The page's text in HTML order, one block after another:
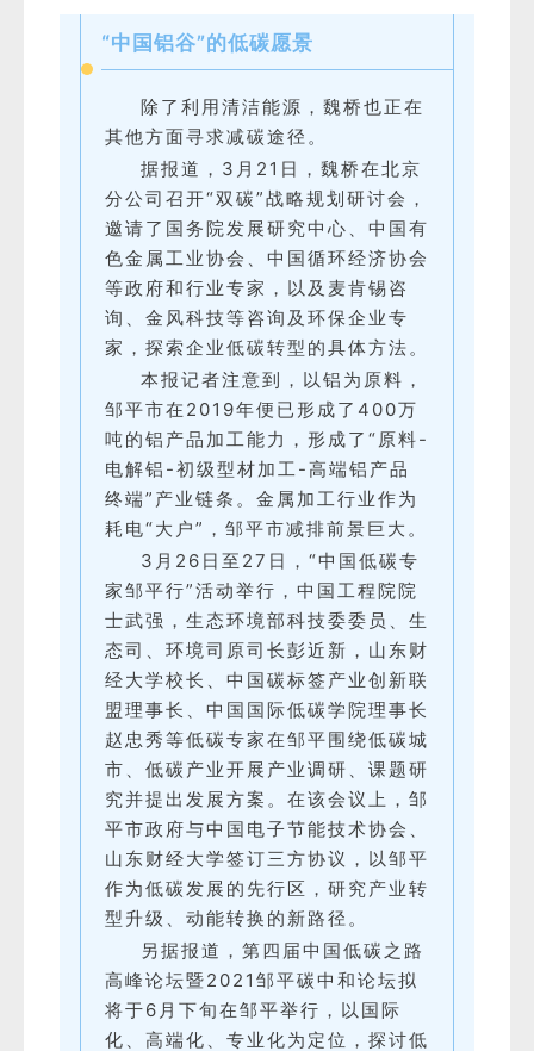
“中国铝谷”的低碳愿景
除了利用清洁能源，魏桥也正在
其他方面寻求减碳途径。
据报道，3月21日，魏桥在北京
分公司召开“双碳”战略规划研讨会，
邀请了国务院发展研究中心、中国有
色金属工业协会、中国循环经济协会
等政府和行业专家，以及麦肯锡咨
询、金风科技等咨询及环保企业专
家，探索企业低碳转型的具体方法。
本报记者注意到，以铝为原料，
邹平市在2019年便已形成了400万
吨的铝产品加工能力，形成了“原料-
电解铝-初级型材加工-高端铝产品
终端”产业链条。金属加工行业作为
耗电“大户”，邹平市减排前景巨大。
3月26日至27日，“中国低碳专
家邹平行”活动举行，中国工程院院
士武强，生态环境部科技委委员、生
态司、环境司原司长彭近新，山东财
经大学校长、中国碳标签产业创新联
盟理事长、中国国际低碳学院理事长
赵忠秀等低碳专家在邹平围绕低碳城
市、低碳产业开展产业调研、课题研
究并提出发展方案。在该会议上，邹
平市政府与中国电子节能技术协会、
山东财经大学签订三方协议，以邹平
作为低碳发展的先行区，研究产业转
型升级、动能转换的新路径。
另据报道，第四届中国低碳之路
高峰论坛暨2021邹平碳中和论坛拟
将于6月下旬在邹平举行，以国际
化、高端化、专业化为定位，探讨低